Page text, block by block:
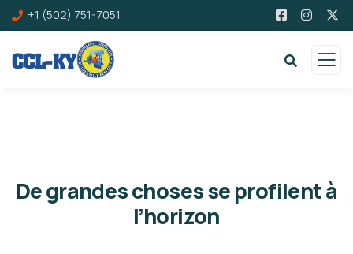
+1 (502) 751-7051
De grandes choses se profilent à
l’horizon